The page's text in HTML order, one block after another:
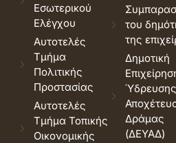
Εσωτερικού
Ελέγχου
Αυτοτελές
Τμήμα
Πολιτικής
Προστασίας
Αυτοτελές
Τμήμα Τοπικής
Οικονομικής
του
της
Δημοτική
Δράμας
(ΔΕΥΑΔ)